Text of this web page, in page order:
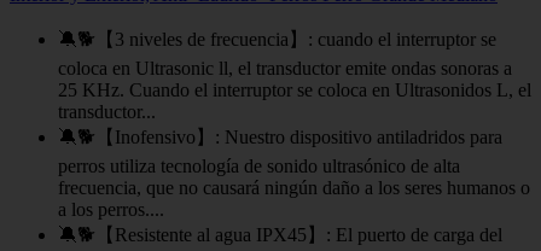
🔕🐕【3 niveles de frecuencia】: cuando el interruptor se
coloca en Ultrasonic ll, el transductor emite ondas sonoras a
25 KHz. Cuando el interruptor se coloca en Ultrasonidos L, el
transductor...
🔕🐕【Inofensivo】: Nuestro dispositivo antiladridos para
perros utiliza tecnología de sonido ultrasónico de alta
frecuencia, que no causará ningún daño a los seres humanos o
a los perros....
🔕🐕【Resistente al agua IPX45】: El puerto de carga del